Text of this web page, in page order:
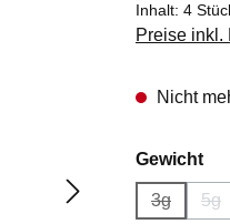
Inhalt: 4
Preise inkl.
Nicht
Gewicht
3g
(Diese
5g